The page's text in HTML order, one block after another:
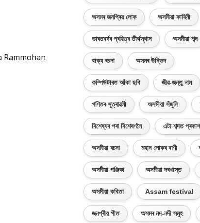
Rammohan
অসমৰ জনপ্ৰিয় লোক অসমীয়া কাহিনী
ভাৰতবৰ্ষৰ প্ৰৱিত্ৰ তীৰ্থস্থান অসমীয়া শব্দ
বাক্য ৰচনা অসমৰ উদ্ভিদ
কম্পিউটাৰত আঁকা ছবি জীৱ-জন্তু নাম
গণিতৰ সূত্ৰাৱলী অসমীয়া সঁজুলি
বিশেষ্যৰ পৰা বিশেষণলৈ এটা শব্দত
অসমীয়া ৰচনা মহান লোকৰ বাণী
অসমীয়া পঞ্জিকা অসমীয়া দৰখাস্ত
অসমীয়া কবিতা Assam festival
জনপ্ৰীয় গীত অসমৰ নদ-নদী সমূহ